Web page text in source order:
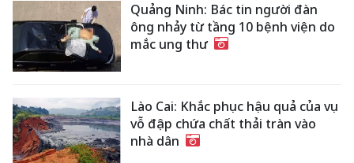
Quảng Ninh: Bác tin người đàn
ông nhảy từ tầng 10 bệnh viện do
mắc ung thư
Lào Cai: Khắc phục hậu quả của vụ
vỗ đập chứa chất thải tràn vào
nhà dân